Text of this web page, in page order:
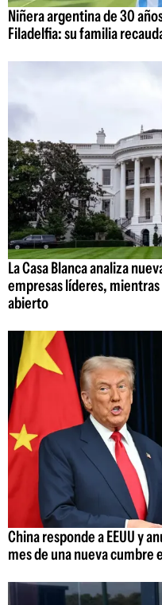
Niñera argentina de 30
Filadelfia: su familia
La Casa Blanca analiza
empresas líderes,
abierto
China responde a EEUU y
mes de una nueva cumbre